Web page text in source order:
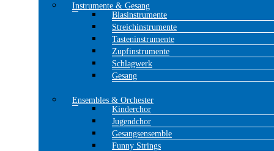
Instrumente & Gesang
Blasinstrumente
Streichinstrumente
Tasteninstrumente
Zupfinstrumente
Schlagwerk
Gesang
Ensembles & Orchester
Kinderchor
Jugendchor
Gesangsensemble
Funny Strings